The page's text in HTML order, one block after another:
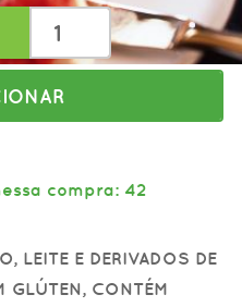
compra: 42
LEITE E DERIVADOS DE
GLÚTEN, CONTÉM